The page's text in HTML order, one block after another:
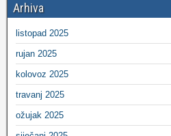
Arhiva
listopad 2025
rujan 2025
kolovoz 2025
travanj 2025
ožujak 2025